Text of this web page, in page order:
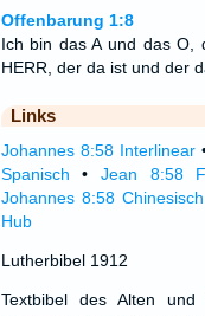
Offenbarung 1:8
Ich bin das A und das O,
HERR, der da ist und der
Links
Johannes 8:58 Interlinear
Spanisch • Jean 8:58
Johannes 8:58 Chinesisch
Hub
Lutherbibel 1912
Textbibel des Alten und